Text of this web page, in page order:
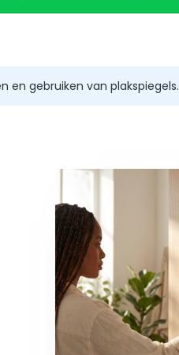
en gebruiken van plakspiegels.